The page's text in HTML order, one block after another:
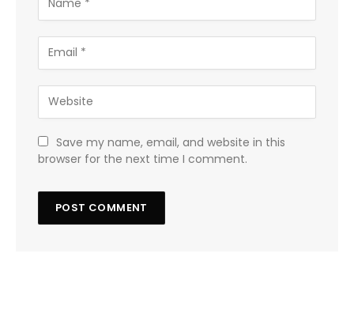
Save my name, email, and website in this
browser for the next time I comment.